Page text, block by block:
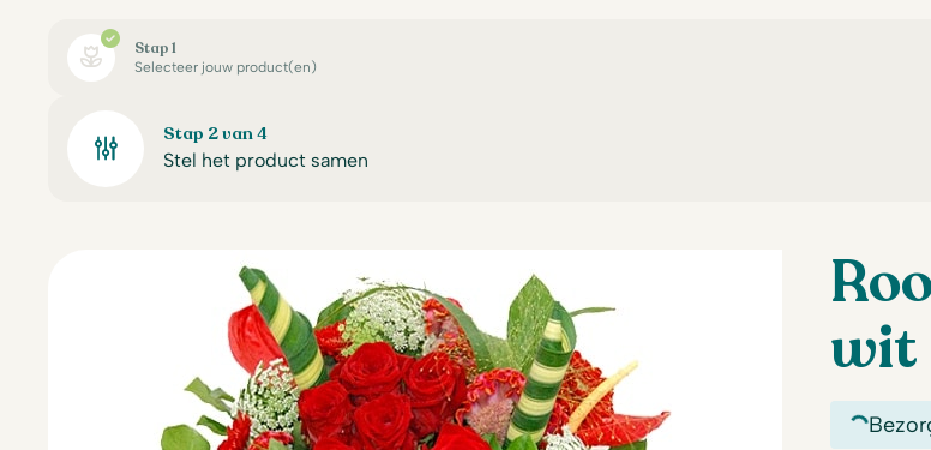
Stap 1
Selecteer jouw product(en)
Stap 2 van 4
Stel het product samen
wit